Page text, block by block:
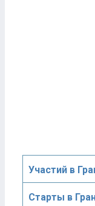
Участий в
Старты в